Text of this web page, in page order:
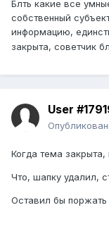
Блть какие все
собственный
информацию,
закрыта, советчик
User
Когда тема закрыта,
Что, шапку удалил,
Оставил бы поржать